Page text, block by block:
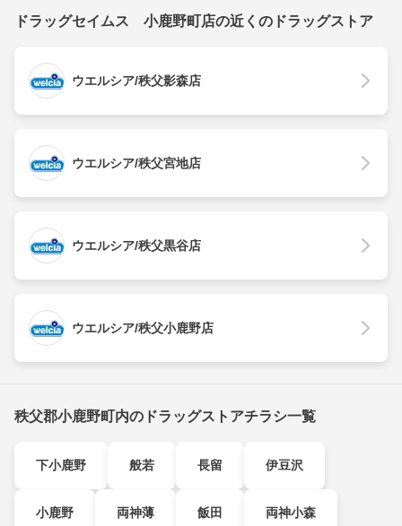
ドラッグセイムス 小鹿野町店の近くのドラッグストア
ウエルシア/秩父影森店
ウエルシア/秩父宮地店
ウエルシア/秩父黒谷店
ウエルシア/秩父小鹿野店
秩父郡小鹿野町内のドラッグストアチラシ一覧
下小鹿野 般若 長留 伊豆沢
小鹿野 両神薄 飯田 両神小森